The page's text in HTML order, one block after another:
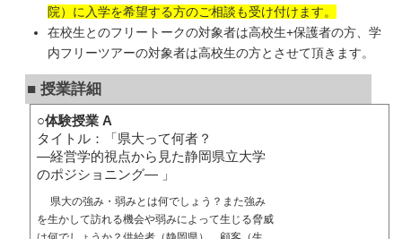
院）に入学を希望する方のご相談も受け付けます。
在校生とのフリートークの対象者は高校生+保護者の方、学
内フリーツアーの対象者は高校生の方とさせて頂きます。
■ 授業詳細
○体験授業 A
タイトル：「県大って何者？
―経営学的視点から見た静岡県立大学
のポジショニング― 」
県大の強み・弱みとは何でしょう？また強み
を生かして訪れる機会や弱みによって生じる脅威